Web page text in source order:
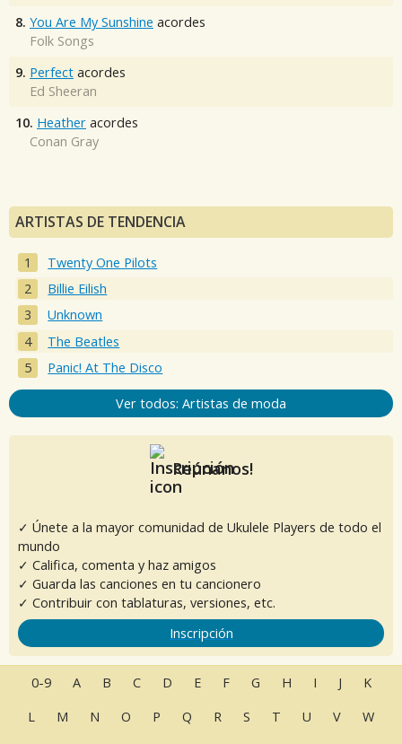
8. You Are My Sunshine acordes
Folk Songs
9. Perfect acordes
Ed Sheeran
10. Heather acordes
Conan Gray
ARTISTAS DE TENDENCIA
Twenty One Pilots
Billie Eilish
Unknown
The Beatles
Panic! At The Disco
Ver todos: Artistas de moda
Reúnanos!
✓ Únete a la mayor comunidad de Ukulele Players de todo el
mundo
✓ Califica, comenta y haz amigos
✓ Guarda las canciones en tu cancionero
✓ Contribuir con tablaturas, versiones, etc.
Inscripción
0-9 A B C D E F G H I J
K
L
M N O P Q R S T U V
W